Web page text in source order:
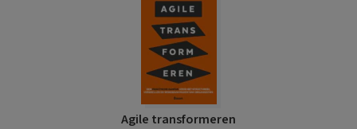
Agile transformeren